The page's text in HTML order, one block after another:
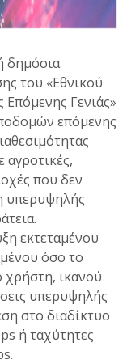
δημόσια
του «Εθνικού
Γενιάς»
επόμενης
που δεν
υπερυψηλής
εκτεταμένου
όσο το
χρήστη, ικανού
υπερυψηλής
στο διαδίκτυο
ή ταχύτητες